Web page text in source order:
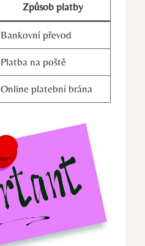
Způsob platby
Bankovní převod
Platba na poště
Online platební brána